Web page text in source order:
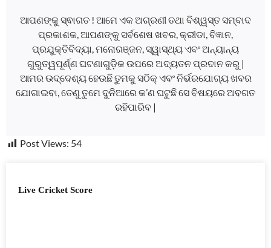
ଆପଣଙ୍କୁ ସ୍ଵାଗତ ! ଆମେ ଏକ ଅଗ୍ରଣୀ ତଥା ବିଶ୍ୱସ୍ତ ସମ୍ବାଦ
ପ୍ରକାଶକ, ଆପଣଙ୍କୁ ସର୍ବଶେଷ ଖବର, କ୍ରୀଡା, ବିଜ୍ଞାନ,
ପ୍ରଯୁକ୍ତିବିଦ୍ୟା, ମନୋରଞ୍ଜନ, ସ୍ୱାସ୍ଥ୍ୟ ଏବଂ ଅନ୍ୟାନ୍ୟ
ଗୁରୁତ୍ୱପୂର୍ଣ୍ଣ ଘଟଣାଗୁଡ଼ିକ ଉପରେ ଅଦ୍ୟତନ ପ୍ରଦାନ କରୁ |
ଆମର ଉଦ୍ଦେଶ୍ୟ ହେଉଛି ତୁମକୁ ସଠିକ୍ ଏବଂ ନିର୍ଭରଯୋଗ୍ୟ ଖବର
ଯୋଗାଇବା, ତେଣୁ ତୁମେ ଦୁନିଆରେ କ’ଣ ଘଟୁଛି ସେ ବିଷୟରେ ଅବଗତ
ରହିପାରିବ |
Post Views: 54
Live Cricket Score